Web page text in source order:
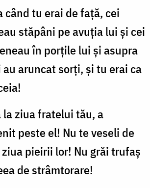
când tu erai de față, cei
stăpâni pe avuţia lui şi cei
în porţile lui şi asupra
aruncat sorţi, şi tu erai ca
la ziua fratelui tău, a
peste el! Nu te veseli de
pieirii lor! Nu grăi trufaş
de strâmtorare!